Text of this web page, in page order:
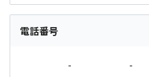
電話番号
- -